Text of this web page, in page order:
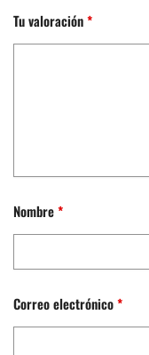
Tu valoración*
Nombre*
Correo electrónico*